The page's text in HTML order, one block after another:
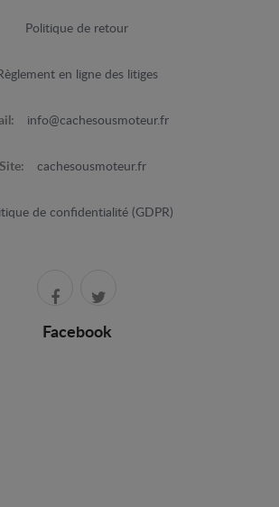
Politique de retour
en ligne des litiges
info@cachesousmoteur.fr
Site: cachesousmoteur.fr
de confidentialité (GDPR)
Facebook